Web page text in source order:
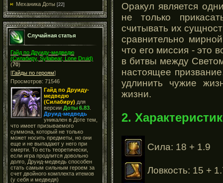
Механика Доты [22]
Случайная статья
Гайд по Друиду-медведю
(Силабиру, Syllabear, Lone Druid)
(70)
[Гайды по героям]
Просмотров: 71546
Гайд по Друиду-
медведю
(Силабиру) для
версии Доты 6.83
Друид-медведь
уникален в Доте тем,
что имеет призываемого
суммона, который не только
может носить предметы, но они
еще и не выпадают у него при
смерти. То есть теоретически,
если игра продлится довольно
долго, Друид-медведь способен
стать самым сильным героем за
счет двойного комплекта итемов
(у себя и медведя)
Оракул является
не только
считывать их
сравнительно
что его миссия - это
в битвы между
настоящее
удлинить чужие
жизни.
2.
Сила: 18 + 1.9
Ловкость: 15 +